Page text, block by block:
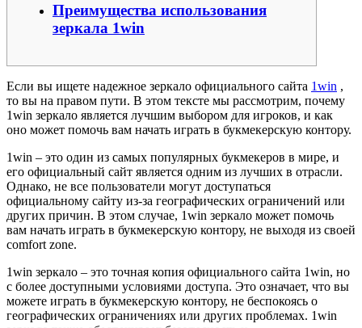
Преимущества использования
зеркала 1win
Если вы ищете надежное зеркало официального сайта 1win ,
то вы на правом пути. В этом тексте мы рассмотрим, почему
1win зеркало является лучшим выбором для игроков, и как
оно может помочь вам начать играть в букмекерскую контору.
1win – это один из самых популярных букмекеров в мире, и
его официальный сайт является одним из лучших в отрасли.
Однако, не все пользователи могут доступаться
официальному сайту из-за географических ограничений или
других причин. В этом случае, 1win зеркало может помочь
вам начать играть в букмекерскую контору, не выходя из своей
comfort zone.
1win зеркало – это точная копия официального сайта 1win, но
с более доступными условиями доступа. Это означает, что вы
можете играть в букмекерскую контору, не беспокоясь о
географических ограничениях или других проблемах. 1win